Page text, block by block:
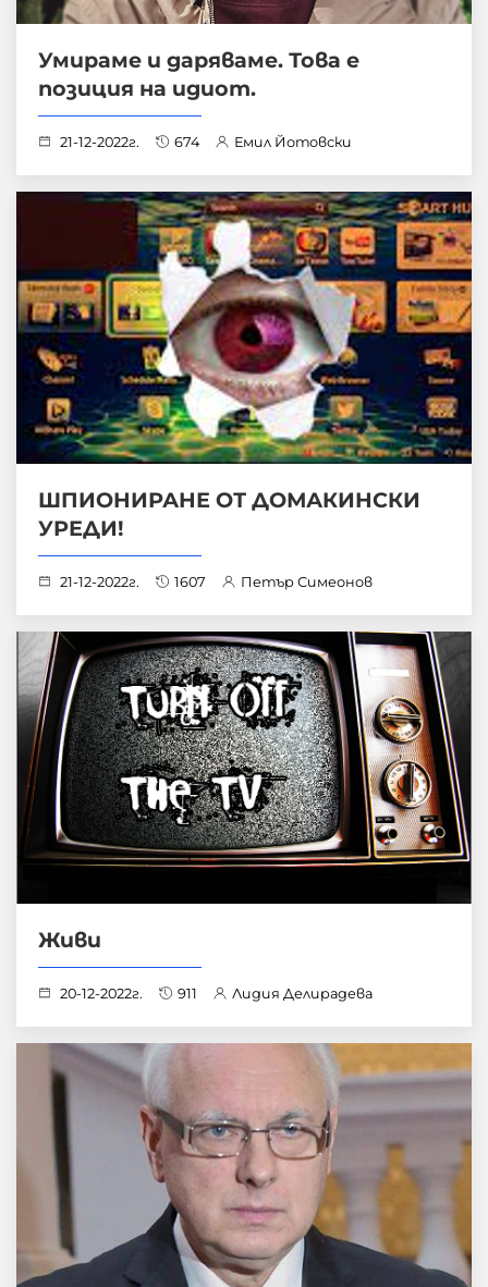
Умираме и даряваме. Това е
позиция на идиот.
21-12-2022г. 674 Емил Йотовски
ШПИОНИРАНЕ ОТ ДОМАКИНСКИ
УРЕДИ!
21-12-2022г. 1607 Петър Симеонов
Живи
20-12-2022г. 911 Лидия Делирадева